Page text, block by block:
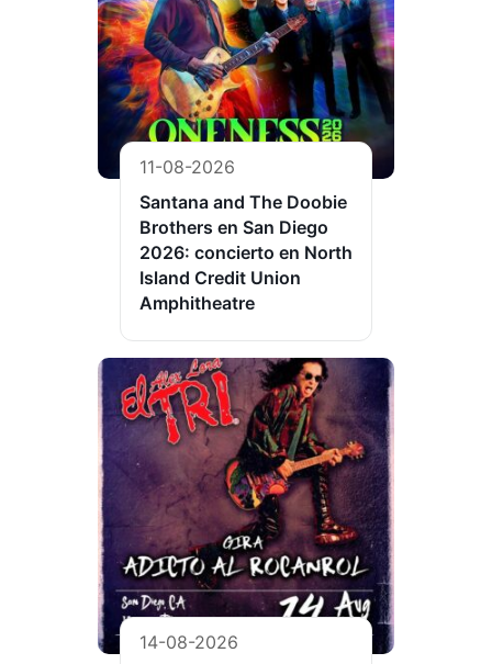
11-08-2026
Santana and The Doobie
Brothers en San Diego
2026: concierto en North
Island Credit Union
Amphitheatre
14-08-2026